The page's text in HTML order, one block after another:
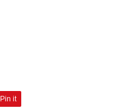
Pin it